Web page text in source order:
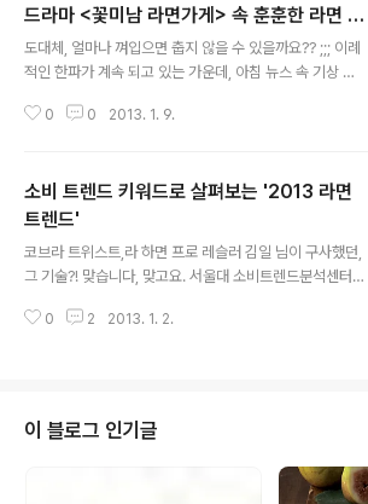
드라마 <꽃미남 라면가게> 속 훈훈한 라면 사
랑 대사 모음~
도대체, 얼마나 껴입으면 춥지 않을 수 있을까요?? ;;; 이례
적인 한파가 계속 되고 있는 가운데, 아침 뉴스 속 기상 캐
들어 ‘가장’ 춥겠습니다.” ㅜㅜ;;; 지난 12월, 서울의 최저 기
월 기온으로는 지난 1956년 이후 56년 만의 한파! 기상청
에 따르면 1월 내내 기온이 평년보다 낮고, 눈도 평년보다
많을 거라고 하니 옆집 곰?!을 위해서라도 내 집 앞 눈은 내
가~! … 쿨럭 ;;; 무사히 겨울을 나기 위한 각오를 단단히 다
져야 할 바로 이때! 여러분의 몸과 마음에 따뜻한 온기를 불
어넣고자 준비했습니다. 바로 ...
0 0 2013. 1. 9.
소비 트렌드 키워드로 살펴보는 '2013 라면
트렌드'
코브라 트위스트,라 하면 프로 레슬러 김일 님이 구사했던,
그 기술?! 맞습니다, 맞고요. 서울대 소비트렌드분석센터와
렌드 키워드이기도 합니다. ^^ “2013년의 소비자들에게
ㅎ 코브라 트위스트 COBRA TWIST, 2013년 10대 소
비 트렌드는 바로 요겁니다. 2013 10대 소비 트렌드 키워
드 City of hysterie 날 선 사람들의 도시 - 불확실성 • 경
쟁 • 상시 위험의 사회 OTL... Nonsense! 난센스의 시대
0 2 2013. 1. 2.
이 블로그 인기글